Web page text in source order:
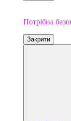
Потрібна
Закрити